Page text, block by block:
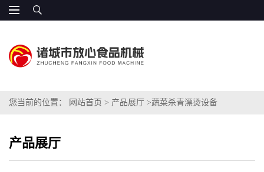
您当前的位置： 网站首页 > 产品展厅 >蔬菜杀青漂烫设备
产品展厅